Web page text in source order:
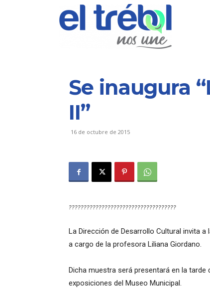
Se inaugura
II”
16 de octubre de 2015
????????????????????????????????????
La Dirección de Desarrollo Cultural invita
a cargo de la profesora Liliana Giordano.
Dicha muestra será presentará en la tarde
exposiciones del Museo Municipal.